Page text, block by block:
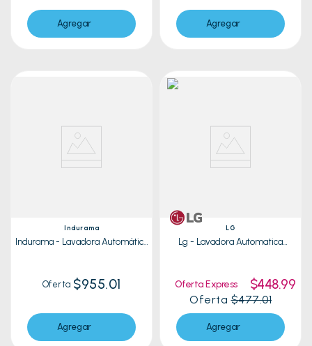
Agregar Agregar
Indurama
Indurama - Lavadora Automática
Oferta $955.01
Agregar
LG
Lg - Lavadora Automatica
Oferta Express $448.99
Oferta$477.01
Agregar